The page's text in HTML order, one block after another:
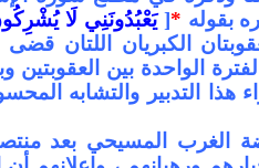
*
[يَعْبُدُونَنِي لَا
الكبريان اللتان قضى
الواحدة بين العقوبتين
هذا التدبير والتشابه
الغرب المسيحي بعد منتصف